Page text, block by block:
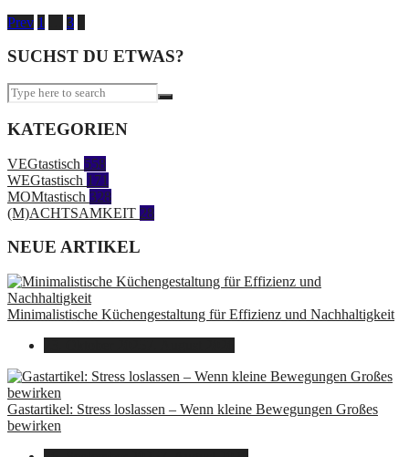
Seitennummerierung
der
Prev 1 3
SUCHST DU ETWAS?
KATEGORIEN
VEGtastisch 558
WEGtastisch 171
MOMtastisch 328
(M)ACHTSAMKEIT 28
NEUE ARTIKEL
Minimalistische Küchengestaltung für Effizienz und Nachhaltigkeit
Gastartikel: Stress loslassen – Wenn kleine Bewegungen Großes
bewirken